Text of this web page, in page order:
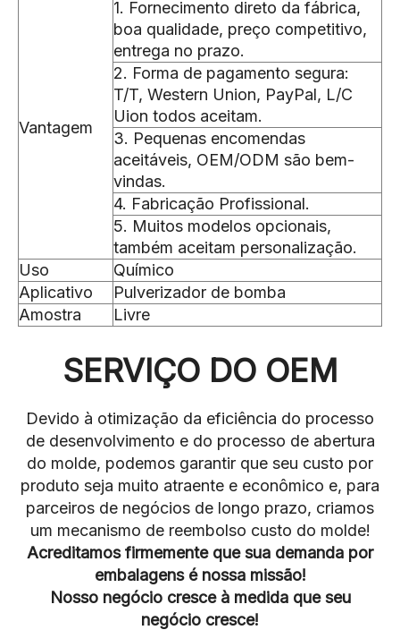
Vantagem
1. Fornecimento direto da fábrica,
boa qualidade, preço competitivo,
entrega no prazo.
2. Forma de pagamento segura:
T/T, Western Union, PayPal, L/C
Uion todos aceitam.
3. Pequenas encomendas
aceitáveis, OEM/ODM são bem-
vindas.
4. Fabricação Profissional.
5. Muitos modelos opcionais,
também aceitam personalização.
Uso
Químico
Aplicativo
Pulverizador de bomba
Amostra
Livre
SERVIÇO DO OEM
Devido à otimização da eficiência do processo
de desenvolvimento e do processo de abertura
do molde, podemos garantir que seu custo por
produto seja muito atraente e econômico e, para
parceiros de negócios de longo prazo, criamos
um mecanismo de reembolso custo do molde!
Acreditamos firmemente que sua demanda por
embalagens é nossa missão!
Nosso negócio cresce à medida que seu
negócio cresce!